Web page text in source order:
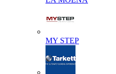
MY STEP